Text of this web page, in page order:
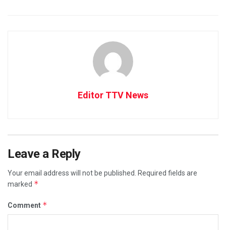
Editor TTV News
Leave a Reply
Your email address will not be published.
Required fields are
marked *
Comment *